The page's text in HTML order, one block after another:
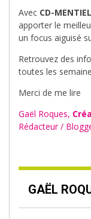
Avec CD-
apporter le
un focus aiguisé
Retrouvez des
toutes les
Merci de me lire
Gaël Roques,
Rédacteur /
GAËL